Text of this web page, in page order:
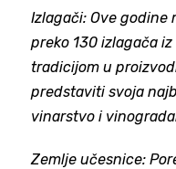
Izlagači: Ove
preko 130 izlagača
tradicijom u
predstaviti svoja
vinarstvo i
Zemlje učesnice: